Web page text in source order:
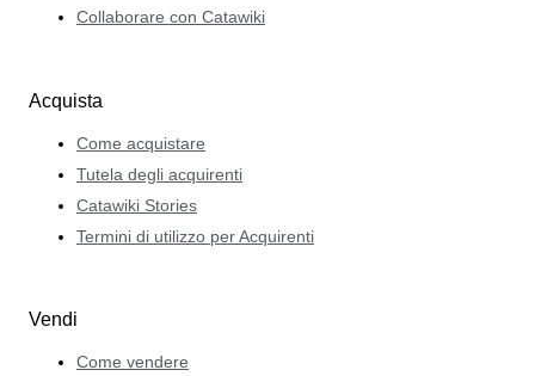
Collaborare con Catawiki
Acquista
Come acquistare
Tutela degli acquirenti
Catawiki Stories
Termini di utilizzo per Acquirenti
Vendi
Come vendere